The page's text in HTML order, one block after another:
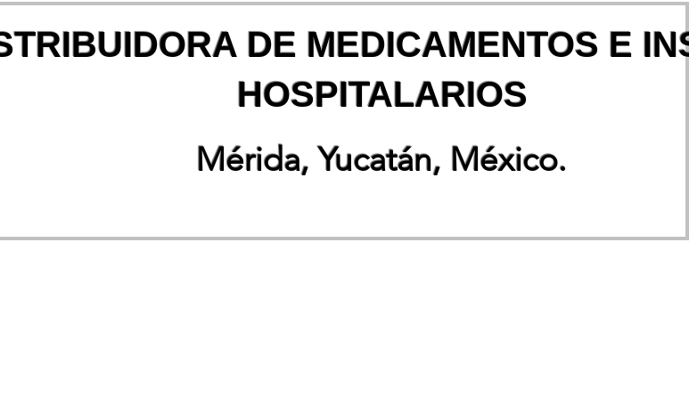
DE MEDICAMENTOS E
HOSPITALARIOS
Mérida, Yucatán, México.